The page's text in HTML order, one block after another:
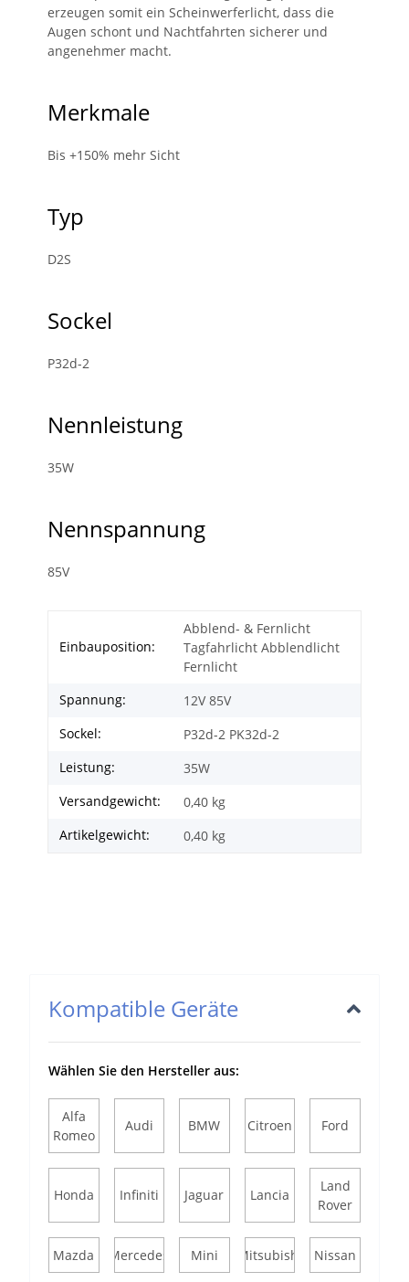
erzeugen somit ein Scheinwerferlicht, dass die
Augen schont und Nachtfahrten sicherer und
angenehmer macht.
Merkmale
Bis +150% mehr Sicht
Typ
D2S
Sockel
P32d-2
Nennleistung
35W
Nennspannung
85V
Einbauposition:
Abblend- & Fernlicht
Tagfahrlicht Abblendlicht
Fernlicht
Spannung:
12V 85V
Sockel:
P32d-2 PK32d-2
Leistung:
35W
Versandgewicht:
0,40 kg
Artikelgewicht:
0,40 kg
Kompatible Geräte
Wählen Sie den Hersteller aus:
Alfa
Romeo
Audi BMW Citroen Ford
Honda Infiniti Jaguar Lancia
Land
Rover
Mazda Mercedes Mini Mitsubishi Nissan